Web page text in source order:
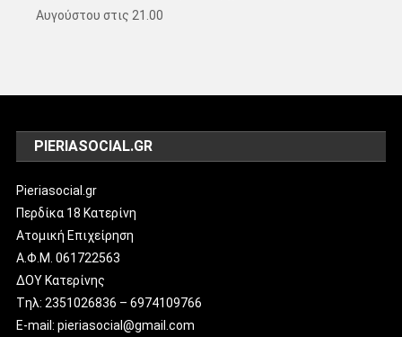
Αυγούστου στις 21.00
PIERIASOCIAL.GR
Pieriasocial.gr
Περδίκα 18 Κατερίνη
Ατομική Επιχείρηση
Α.Φ.Μ. 061722563
ΔΟΥ Κατερίνης
Tηλ: 2351026836 – 6974109766
E-mail: pieriasocial@gmail.com